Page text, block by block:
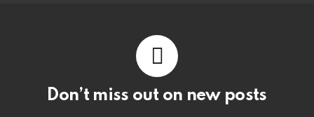
Don’t miss out on new posts